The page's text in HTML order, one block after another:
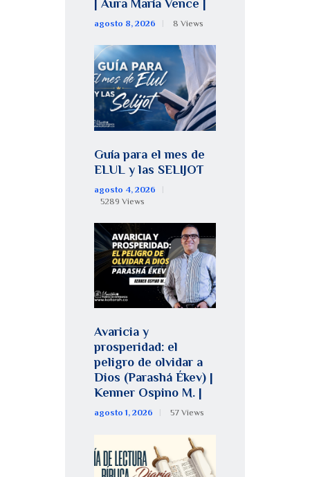
| Aura María Vence |
agosto 8, 2026 8 Views
Guía para el mes de
ELUL y las SELIJOT
agosto 4, 2026
5289 Views
Avaricia y
prosperidad: el
peligro de olvidar a
Dios (Parashá Ékev) |
Kenner Ospino M. |
agosto 1, 2026 57 Views